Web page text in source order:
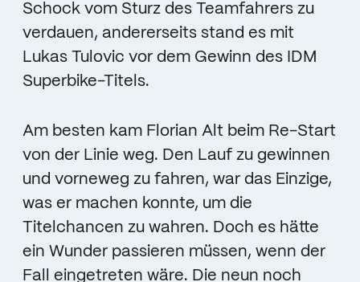
Schock vom Sturz des Teamfahrers zu
verdauen, andererseits stand es mit
Lukas Tulovic vor dem Gewinn des IDM
Superbike-Titels.
Am besten kam Florian Alt beim Re-Start
von der Linie weg. Den Lauf zu gewinnen
und vorneweg zu fahren, war das Einzige,
was er machen konnte, um die
Titelchancen zu wahren. Doch es hätte
ein Wunder passieren müssen, wenn der
Fall eingetreten wäre. Die neun noch